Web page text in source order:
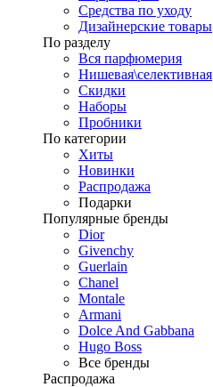
Средства по уходу
Дизайнерские товары
По разделу
Вся парфюмерия
Нишевая\селективная
Скидки
Наборы
Пробники
По категории
Хиты
Новинки
Распродажа
Подарки
Популярные бренды
Dior
Givenchy
Guerlain
Chanel
Montale
Armani
Dolce And Gabbana
Hugo Boss
Все бренды
Распродажа